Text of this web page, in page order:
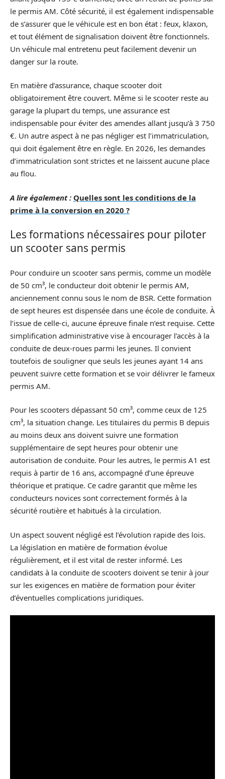
le permis AM. Côté sécurité, il est également indispensable
de s’assurer que le véhicule est en bon état : feux, klaxon,
et tout élément de signalisation doivent être fonctionnels.
Un véhicule mal entretenu peut facilement devenir un
danger sur la route.
En matière d’assurance, chaque scooter doit
obligatoirement être couvert. Même si le scooter reste au
garage la plupart du temps, une assurance est
indispensable pour éviter des amendes allant jusqu’à 3 750
€. Un autre aspect à ne pas négliger est l’immatriculation,
qui doit également être en règle. En 2026, les demandes
d’immatriculation sont strictes et ne laissent aucune place
au flou.
A lire également : Quelles sont les conditions de la
prime à la conversion en 2020 ?
Les formations nécessaires pour piloter
un scooter sans permis
Pour conduire un scooter sans permis, comme un modèle
de 50 cm³, le conducteur doit obtenir le permis AM,
anciennement connu sous le nom de BSR. Cette formation
de sept heures est dispensée dans une école de conduite. À
l’issue de celle-ci, aucune épreuve finale n’est requise. Cette
simplification administrative vise à encourager l’accès à la
conduite de deux-roues parmi les jeunes. Il convient
toutefois de souligner que seuls les jeunes ayant 14 ans
peuvent suivre cette formation et se voir délivrer le fameux
permis AM.
Pour les scooters dépassant 50 cm³, comme ceux de 125
cm³, la situation change. Les titulaires du permis B depuis
au moins deux ans doivent suivre une formation
supplémentaire de sept heures pour obtenir une
autorisation de conduite. Pour les autres, le permis A1 est
requis à partir de 16 ans, accompagné d’une épreuve
théorique et pratique. Ce cadre garantit que même les
conducteurs novices sont correctement formés à la
sécurité routière et habitués à la circulation.
Un aspect souvent négligé est l’évolution rapide des lois.
La législation en matière de formation évolue
régulièrement, et il est vital de rester informé. Les
candidats à la conduite de scooters doivent se tenir à jour
sur les exigences en matière de formation pour éviter
d’éventuelles complications juridiques.